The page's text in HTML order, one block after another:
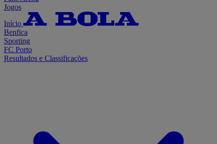
Jogos
Início
Benfica
Sporting
FC Porto
Resultados e Classificações